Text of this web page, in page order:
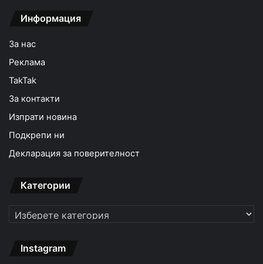
Информация
За нас
Реклама
TakTak
За контакти
Изпрати новина
Подкрепи ни
Декларация за поверителност
Категории
Категории
Instagram